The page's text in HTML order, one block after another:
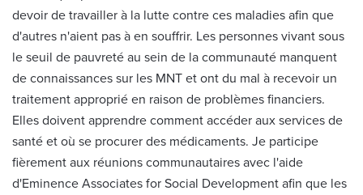
devoir de travailler à la lutte contre ces maladies afin que
d'autres n'aient pas à en souffrir. Les personnes vivant sous
le seuil de pauvreté au sein de la communauté manquent
de connaissances sur les MNT et ont du mal à recevoir un
traitement approprié en raison de problèmes financiers.
Elles doivent apprendre comment accéder aux services de
santé et où se procurer des médicaments. Je participe
fièrement aux réunions communautaires avec l'aide
d'Eminence Associates for Social Development afin que les